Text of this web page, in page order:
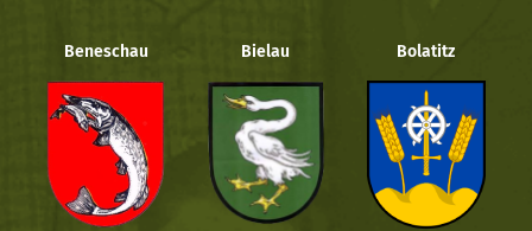
Beneschau Bielau Bolatitz